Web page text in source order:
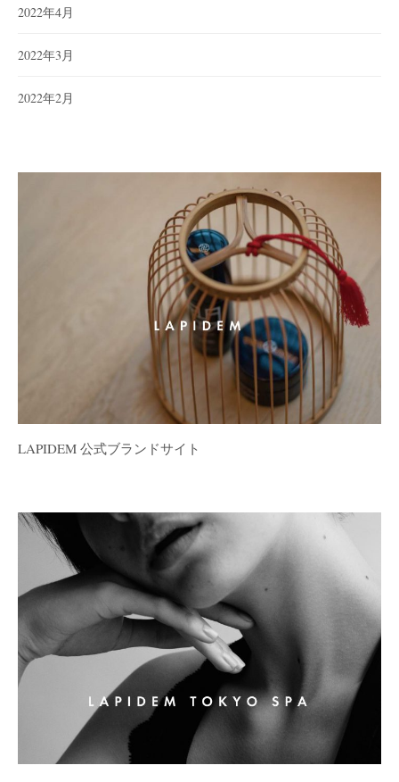
2022年4月
2022年3月
2022年2月
LAPIDEM 公式ブランドサイト